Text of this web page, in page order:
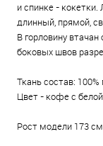
и спинке - кокетки.
длинный, прямой,
В горловину
боковых швов
Ткань состав: 100%
Цвет - кофе с
Рост модели 173